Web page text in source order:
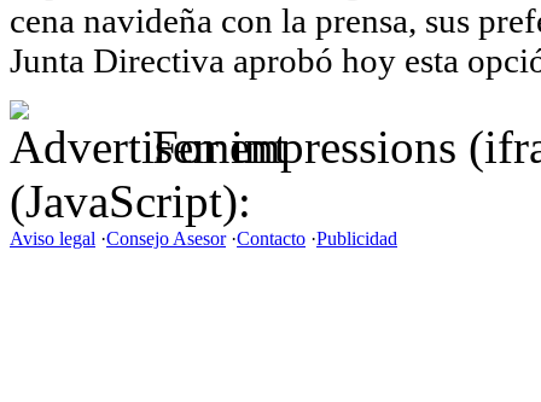
cena navideña con la prensa, sus
Junta Directiva aprobó hoy esta
For impressions
(JavaScript):
Aviso legal ·Consejo Asesor·Contacto ·Publicidad